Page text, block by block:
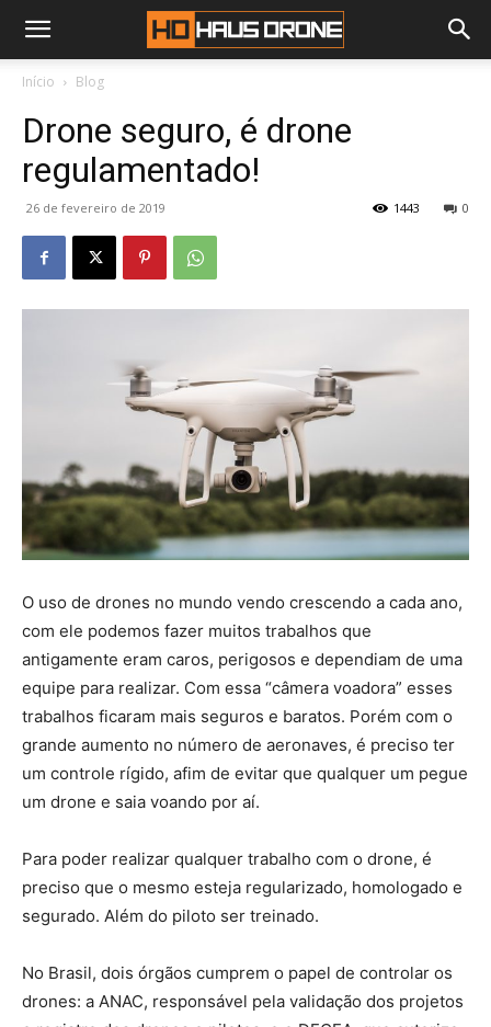
Início Blog
Drone seguro, é drone
regulamentado!
26 de fevereiro de 2019 0
1443
O uso de drones no mundo vendo crescendo a cada ano,
com ele podemos fazer muitos trabalhos que
antigamente eram caros, perigosos e dependiam de uma
equipe para realizar. Com essa “câmera voadora” esses
trabalhos ficaram mais seguros e baratos. Porém com o
grande aumento no número de aeronaves, é preciso ter
um controle rígido, afim de evitar que qualquer um pegue
um drone e saia voando por aí.
Para poder realizar qualquer trabalho com o drone, é
preciso que o mesmo esteja regularizado, homologado e
segurado. Além do piloto ser treinado.
No Brasil, dois órgãos cumprem o papel de controlar os
drones: a ANAC, responsável pela validação dos projetos